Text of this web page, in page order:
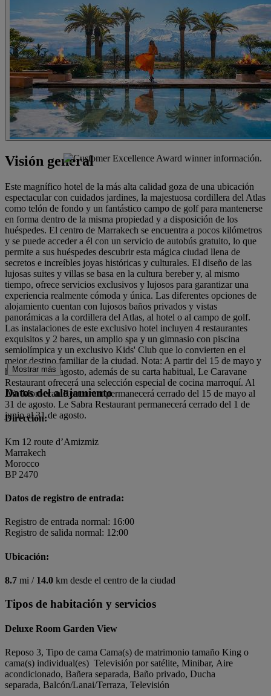
Visión general
Este magnífico hotel de la más alta calidad goza de una ubicación
espectacular con cuidados jardines, la majestuosa cordillera del Atlas
como telón de fondo y un fantástico campo de golf para mantenerse
en forma dentro de la misma propiedad y a disposición de los
huéspedes. El centro de Marrakech se encuentra a pocos kilómetros
y se puede acceder a él con un servicio de autobús gratuito, lo que
permite a sus huéspedes descubrir esta mágica ciudad llena de
secretos e increíbles joyas históricas y culturales. El diseño de las
lujosas suites y villas se basa en la cultura bereber y, al mismo
tiempo, ofrece servicios exclusivos y lujosos para garantizar una
experiencia realmente cómoda y única. Las diferentes opciones de
alojamiento cuentan con lujosos baños privados y vistas
panorámicas a la cordillera del Atlas, al hotel o al campo de golf.
Las instalaciones de este exclusivo hotel incluyen 4 restaurantes
exquisitos y 2 bares, un amplio spa y un gimnasio con piscina
semiolímpica y un exclusivo Kids' Club que lo convierten en el
mejor destino familiar de la ciudad. Nota: A partir del 15 de mayo y
hasta el 31 de agosto, además de su carta habitual, Le Caravane
Restaurant ofrecerá una selección especial de cocina marroquí. Al
Aïn Moroccan Restaurant permanecerá cerrado del 15 de mayo al
31 de agosto. Le Sabra Restaurant permanecerá cerrado del 1 de
junio al 31 de agosto.
Mostrar más
Datos del alojamiento
Dirección:
Km 12 route d’Amizmiz
Marrakech
Morocco
BP 2470
Datos de registro de entrada:
Registro de entrada normal: 16:00
Registro de salida normal: 12:00
Ubicación:
8.7 mi / 14.0 km desde el centro de la ciudad
Tipos de habitación y servicios
Deluxe Room Garden View
Reposo 3, Tipo de cama Cama(s) de matrimonio tamaño King o
cama(s) individual(es) Televisión por satélite, Minibar, Aire
acondicionado, Bañera separada, Baño privado, Ducha
separada, Balcón/Lanai/Terraza, Televisión